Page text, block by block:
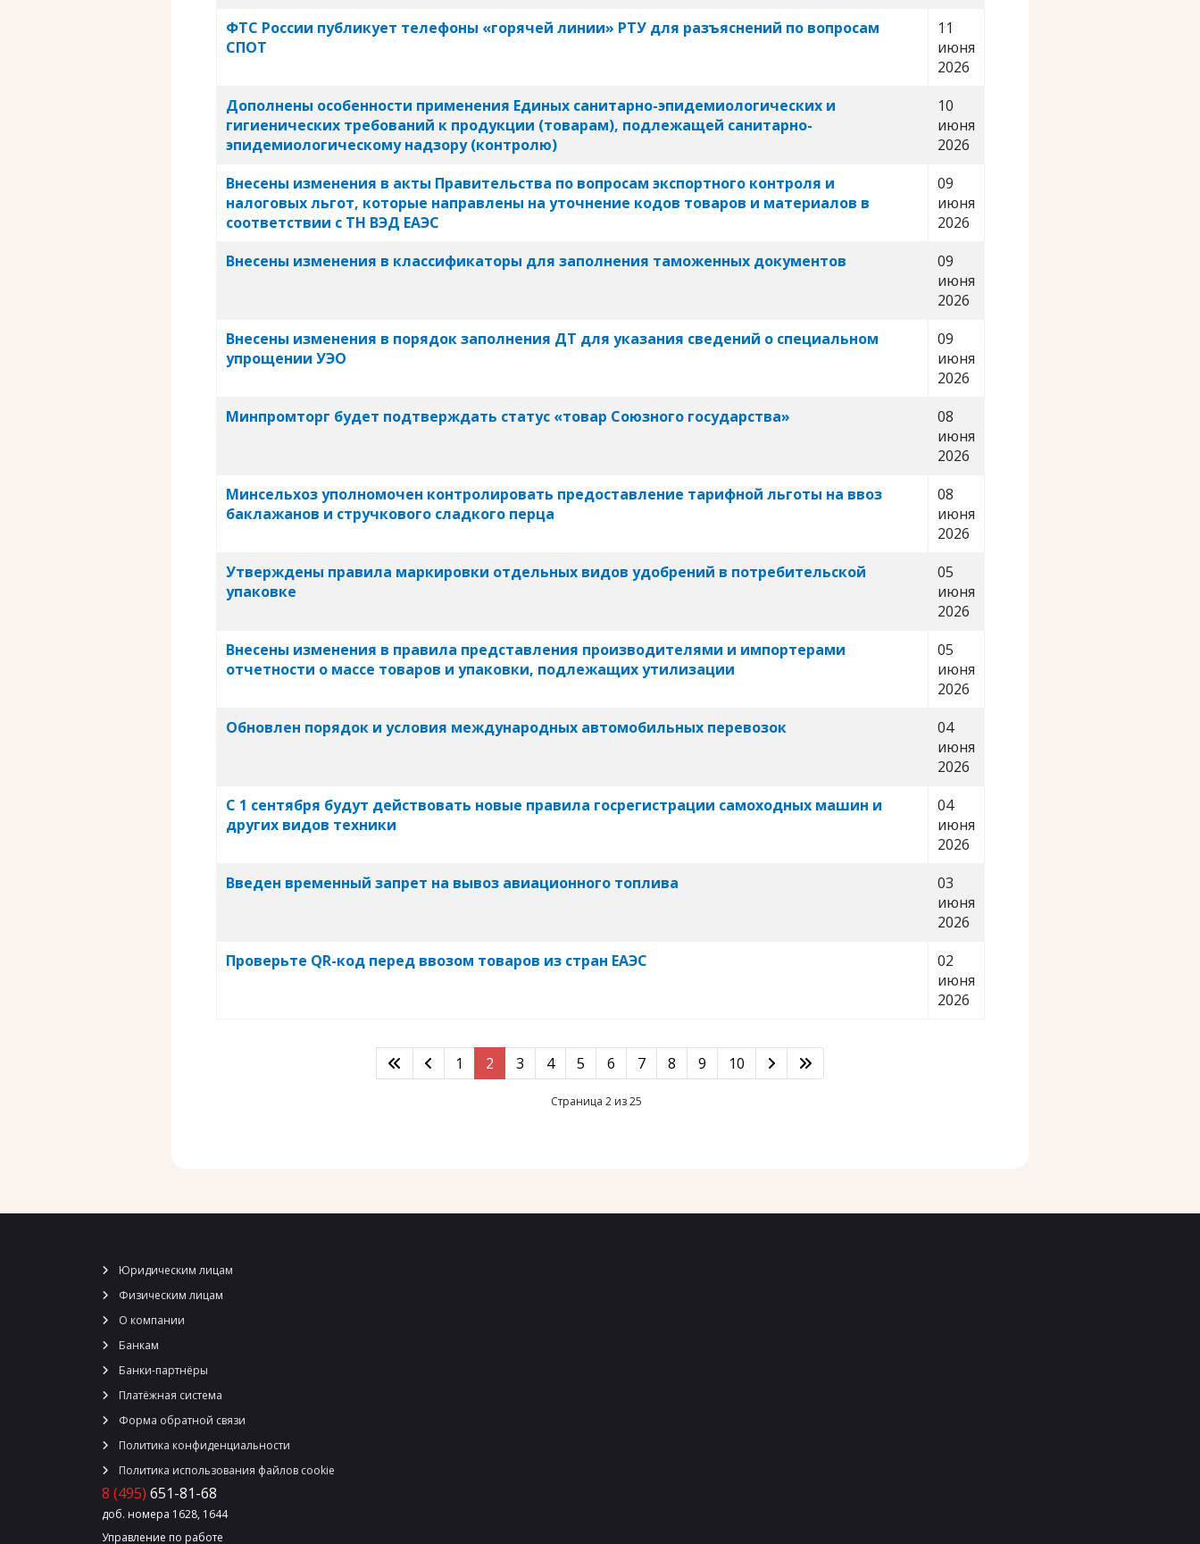
ФТС России публикует телефоны «горячей линии» РТУ для разъяснений по вопросам
СПОТ
11
июня
2026
Дополнены особенности применения Единых санитарно-эпидемиологических и
гигиенических требований к продукции (товарам), подлежащей санитарно-
эпидемиологическому надзору (контролю)
10
июня
2026
Внесены изменения в акты Правительства по вопросам экспортного контроля и
налоговых льгот, которые направлены на уточнение кодов товаров и материалов в
соответствии с ТН ВЭД ЕАЭС
09
июня
2026
Внесены изменения в классификаторы для заполнения таможенных документов
09
июня
2026
Внесены изменения в порядок заполнения ДТ для указания сведений о специальном
упрощении УЭО
09
июня
2026
Минпромторг будет подтверждать статус «товар Союзного государства»
08
июня
2026
Минсельхоз уполномочен контролировать предоставление тарифной льготы на ввоз
баклажанов и стручкового сладкого перца
08
июня
2026
Утверждены правила маркировки отдельных видов удобрений в потребительской
упаковке
05
июня
2026
Внесены изменения в правила представления производителями и импортерами
отчетности о массе товаров и упаковки, подлежащих утилизации
05
июня
2026
Обновлен порядок и условия международных автомобильных перевозок
04
июня
2026
С 1 сентября будут действовать новые правила госрегистрации самоходных машин и
других видов техники
04
июня
2026
Введен временный запрет на вывоз авиационного топлива
03
июня
2026
Проверьте QR-код перед ввозом товаров из стран ЕАЭС
02
июня
2026
Страница 2 из 25
1 2 3 4 5 6 7 8 9 10
Юридическим лицам
Физическим лицам
О компании
Банкам
Банки-партнёры
Платёжная система
Форма обратной связи
Политика конфиденциальности
Политика использования файлов cookie
8 (495) 651-81-68
доб. номера 1628, 1644
Управление по работе